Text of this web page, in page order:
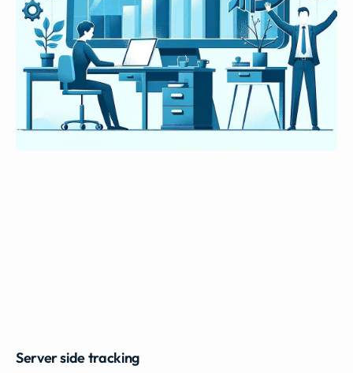
Server side tracking